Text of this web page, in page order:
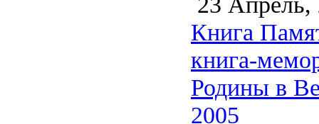
Книга
книга-
Родины в
2005